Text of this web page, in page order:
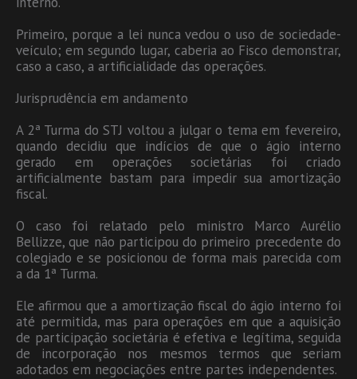
Primeiro, porque a lei nunca vedou o uso de sociedade-
veículo; em segundo lugar, caberia ao Fisco demonstrar,
caso a caso, a artificialidade das operações.
Jurisprudência em andamento
A 2ª Turma do STJ voltou a julgar o tema em fevereiro,
quando decidiu que indícios de que o ágio interno
gerado em operações societárias foi criado
artificialmente bastam para impedir sua amortização
fiscal.
O caso foi relatado pelo ministro Marco Aurélio
Bellizze, que não participou do primeiro precedente do
colegiado e se posicionou de forma mais parecida com
a da 1ª Turma.
Ele afirmou que a amortização fiscal do ágio interno foi
até permitida, mas para operações em que a aquisição
de participação societária é efetiva e legítima, seguida
de incorporação nos mesmos termos que seriam
adotados em negociações entre partes independentes.